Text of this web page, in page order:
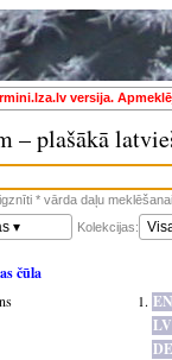
versija.
– plašākā
* vārda daļu
▾ Kolekcijas:
čūla
EN
LV
DE